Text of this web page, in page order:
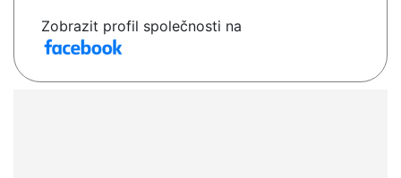
Zobrazit profil společnosti na